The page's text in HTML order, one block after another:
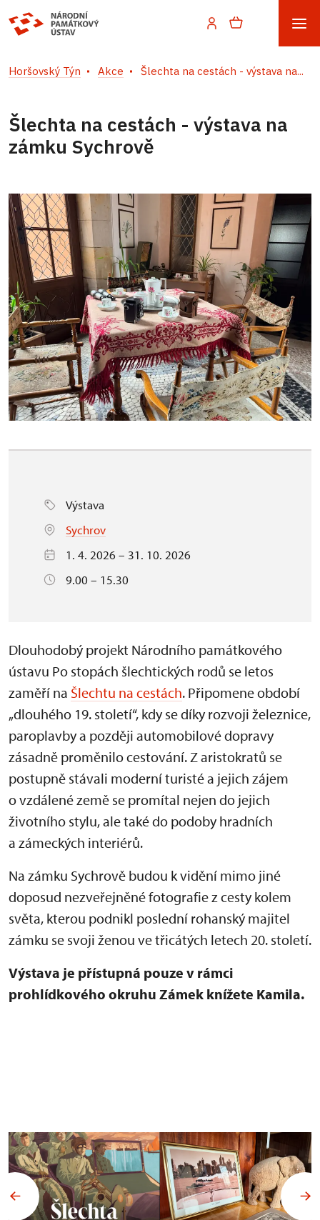
Horšovský Týn Akce Šlechta na cestách - výstava na...
Šlechta na cestách - výstava na
zámku Sychrově
Výstava
Sychrov
1. 4. 2026 – 31. 10. 2026
9.00 – 15.30
Dlouhodobý projekt Národního památkového
ústavu Po stopách šlechtických rodů se letos
zaměří na Šlechtu na cestách. Připomene období
„dlouhého 19. století“, kdy se díky rozvoji železnice,
paroplavby a později automobilové dopravy
zásadně proměnilo cestování. Z aristokratů se
postupně stávali moderní turisté a jejich zájem
o vzdálené země se promítal nejen do jejich
životního stylu, ale také do podoby hradních
a zámeckých interiérů.
Na zámku Sychrově budou k vidění mimo jiné
doposud nezveřejněné fotografie z cesty kolem
světa, kterou podnikl poslední rohanský majitel
zámku se svoji ženou ve třicátých letech 20. století.
Výstava je přístupná pouze v rámci
prohlídkového okruhu Zámek knížete Kamila.